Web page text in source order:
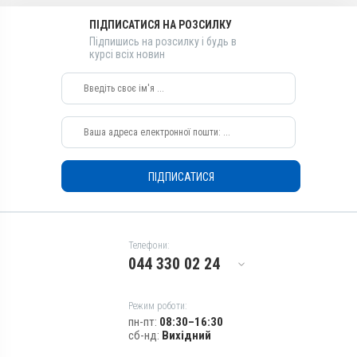
Толтразурил
Види тварин
Застосування
Призначення
Для лікування ШКТ
Показання
Діарея; Еймеріоз; Ентерит;
ПІДПИСАТИСЯ НА РОЗСИЛКУ
Підпишись на розсилку і будь в
курсі всіх новин
ПІДПИСАТИСЯ
Телефони:
044 330 02 24
Режим роботи:
пн-пт: 08:30–16:30
сб-нд: Вихідний